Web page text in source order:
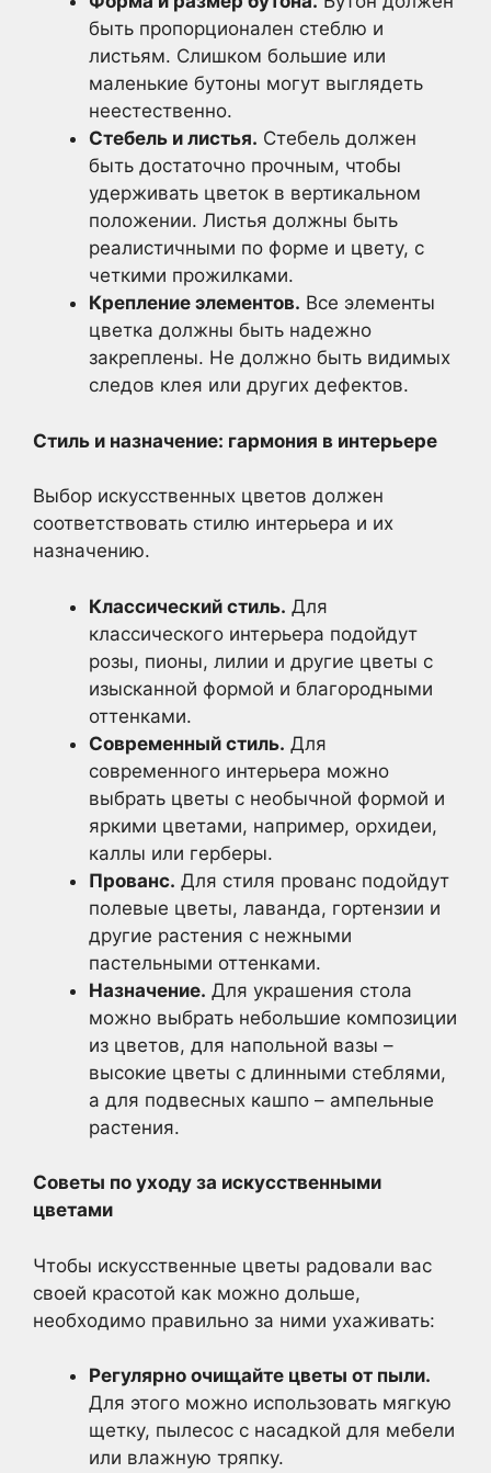
быть пропорционален стеблю и
листьям. Слишком большие или
маленькие бутоны могут выглядеть
неестественно.
Стебель и листья. Стебель должен
быть достаточно прочным, чтобы
удерживать цветок в вертикальном
положении. Листья должны быть
реалистичными по форме и цвету, с
четкими прожилками.
Крепление элементов. Все элементы
цветка должны быть надежно
закреплены. Не должно быть видимых
следов клея или других дефектов.
Стиль и назначение: гармония в интерьере
Выбор искусственных цветов должен
соответствовать стилю интерьера и их
назначению.
Классический стиль. Для
классического интерьера подойдут
розы, пионы, лилии и другие цветы с
изысканной формой и благородными
оттенками.
Современный стиль. Для
современного интерьера можно
выбрать цветы с необычной формой и
яркими цветами, например, орхидеи,
каллы или герберы.
Прованс. Для стиля прованс подойдут
полевые цветы, лаванда, гортензии и
другие растения с нежными
пастельными оттенками.
Назначение. Для украшения стола
можно выбрать небольшие композиции
из цветов, для напольной вазы –
высокие цветы с длинными стеблями,
а для подвесных кашпо – ампельные
растения.
Советы по уходу за искусственными
цветами
Чтобы искусственные цветы радовали вас
своей красотой как можно дольше,
необходимо правильно за ними ухаживать:
Регулярно очищайте цветы от пыли.
Для этого можно использовать мягкую
щетку, пылесос с насадкой для мебели
или влажную тряпку.